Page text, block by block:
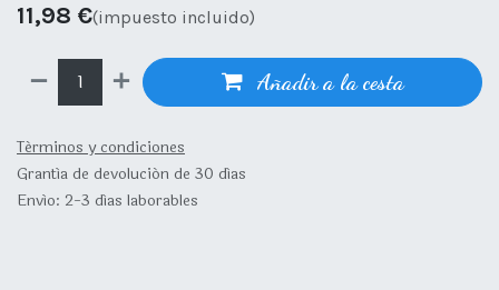
11,98 €(impuesto incluido)
Añadir a la cesta
Términos y condiciones
Grantía de devolución de 30 días
Envío: 2-3 días laborables